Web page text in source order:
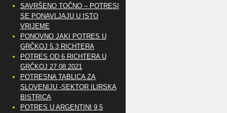
SAVRŠENO TOČNO – POTRESI
SE PONAVLJAJU U ISTO
VRIJEME
PONOVNO JAKI POTRES U
GRČKOJ 5.3 RICHTERA
POTRES OD 6 RICHTERA U
GRČKOJ 27.08.2021
POTRESNA TABLICA ZA
SLOVENIJU -SEKTOR ILIRSKA
BISTRICA
POTRES U ARGENTINI 9,5